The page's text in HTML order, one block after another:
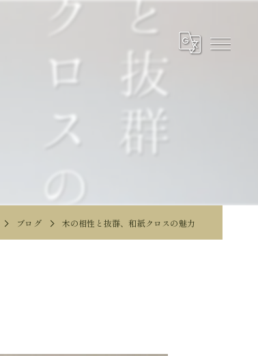
ブログ 木の相性と抜群、和紙クロスの魅力